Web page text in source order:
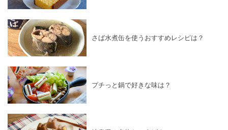
さば水煮缶を使うおすすめレシピは？
プチっと鍋で好きな味は？